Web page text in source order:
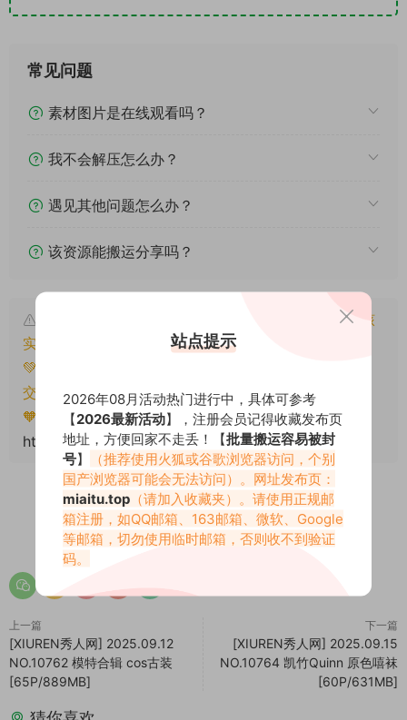
常见问题
素材图片是在线观看吗？
我不会解压怎么办？
遇见其他问题怎么办？
该资源能搬运分享吗？
本文资源仅供个人参考学习，请勿批量搬运，一经核
实将封禁账号权限！
💚本文资源均来源网友分享，若侵犯了您的权益可以提
交工单处理。
🧡转载请注明出处！原文链接：
https://www.miaitu.net/78930.html
0 0
上一篇
[XIUREN秀人网] 2025.09.12
NO.10762 模特合辑 cos古装
[65P/889MB]
下一篇
[XIUREN秀人网] 2025.09.15
NO.10764 凯竹Quinn 原色嘻袜
[60P/631MB]
站点提示
2026年08月活动热门进行中，具体可参考
【2026最新活动】，注册会员记得收藏发布页
地址，方便回家不走丢！【批量搬运容易被封
号】
（推荐使用火狐或谷歌浏览器访问，个别
国产浏览器可能会无法访问）。网址发布页：
miaitu.top （请加入收藏夹）。请使用正规邮
箱注册，如QQ邮箱、163邮箱、微软、Google
等邮箱，切勿使用临时邮箱，否则收不到验证
码。